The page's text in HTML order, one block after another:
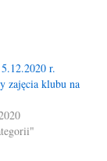
r.
zajęcia klubu na